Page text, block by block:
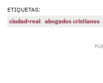
ETIQUETAS:
ciudad-real abogados cristianos